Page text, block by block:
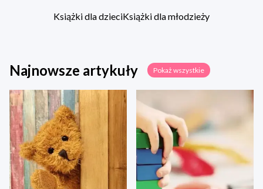
Książki dla dzieciKsiążki dla młodzieży
Najnowsze artykuły Pokaż wszystkie